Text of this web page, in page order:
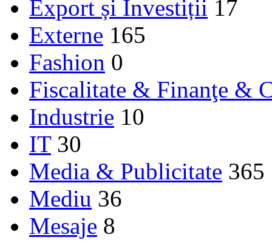
Export și Investiții 17
Externe 165
Fashion 0
Fiscalitate & Finanţe &
Industrie 10
IT 30
Media & Publicitate 365
Mediu 36
Mesaje 8